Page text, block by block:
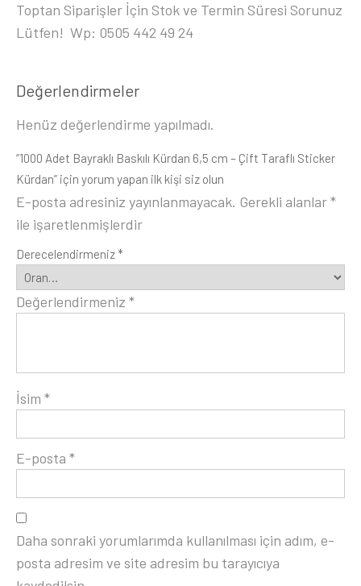
Toptan Siparişler İçin Stok ve Termin Süresi Sorunuz
Lütfen! Wp: 0505 442 49 24
Değerlendirmeler
Henüz değerlendirme yapılmadı.
“1000 Adet Bayraklı Baskılı Kürdan 6,5 cm – Çift Taraflı Sticker
Kürdan” için yorum yapan ilk kişi siz olun
E-posta adresiniz yayınlanmayacak. Gerekli alanlar*
ile işaretlenmişlerdir
Derecelendirmeniz *
Değerlendirmeniz *
İsim *
E-posta *
Daha sonraki yorumlarımda kullanılması için adım, e-
posta adresim ve site adresim bu tarayıcıya